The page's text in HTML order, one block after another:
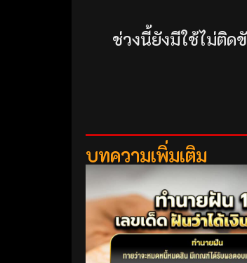
ช่วงนี้ยังมีใช้ไม่ติด
บทความเพิ่มเติม